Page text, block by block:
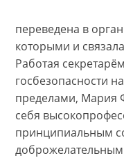
переведена в
которыми и
Работая
госбезопасности
пределами, Мария
себя
принципиальным